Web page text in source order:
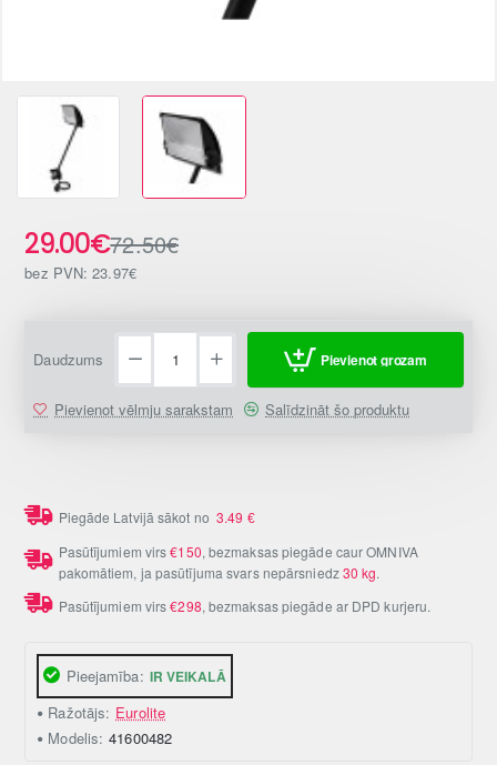
-60%
Pieejamība: IR VEIKALĀ
Ražotājs: Eurolite
Modelis: 41600482
29.00€72.50€
bez PVN: 23.97€
Daudzums Pievienot grozam
Pievienot vēlmju sarakstam Salīdzināt šo produktu
Piegāde Latvijā sākot no3.49 €
Pasūtījumiem virs€150, bezmaksas piegāde caur OMNIVA
pakomātiem, ja pasūtījuma svars nepārsniedz30 kg.
Pasūtījumiem virs€298, bezmaksas piegāde ar DPD kurjeru.